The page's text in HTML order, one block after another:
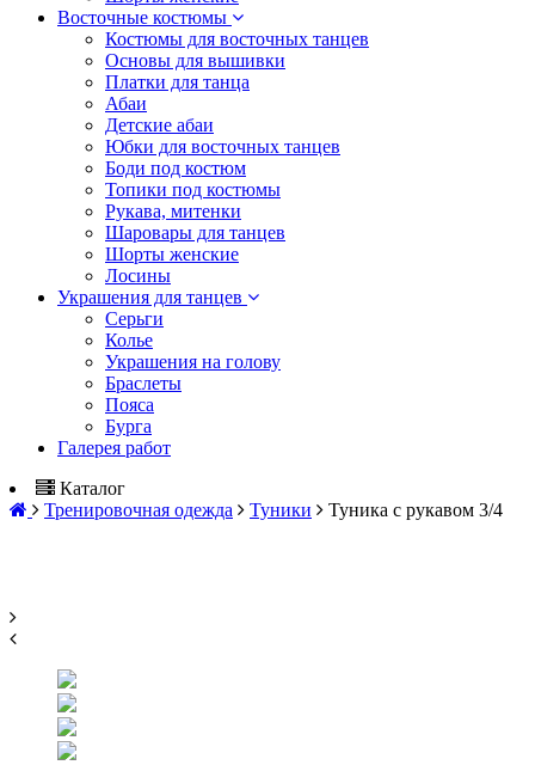
Восточные костюмы
Костюмы для восточных танцев
Основы для вышивки
Платки для танца
Абаи
Детские абаи
Юбки для восточных танцев
Боди под костюм
Топики под костюмы
Рукава, митенки
Шаровары для танцев
Шорты женские
Лосины
Украшения для танцев
Серьги
Колье
Украшения на голову
Браслеты
Пояса
Бурга
Галерея работ
Каталог
Тренировочная одежда
Туники Туника с рукавом 3/4